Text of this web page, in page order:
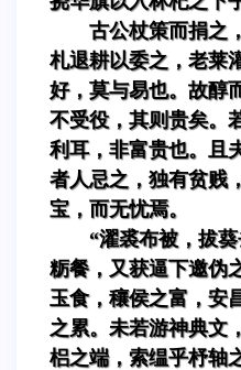
古公杖策而捐之
札退耕以委之，老莱
好，莫与易也。故醇
不受役，其则贵矣。
利耳，非富贵也。且
者人忌之，独有贫贱
宝，而无忧焉。
“濯裘布被，拔
粝餐，又获逼下邀伪
玉食，穰侯之富，安
之累。未若游神典文
梠之端，索缊乎杼轴